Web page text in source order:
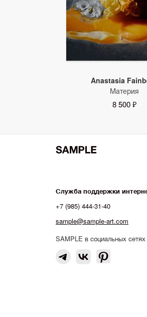
Anastasia
Материя
8 500 ₽
Служба поддержки
+7 (985) 444-31-40
sample@sample-art.com
SAMPLE в социальных сетях